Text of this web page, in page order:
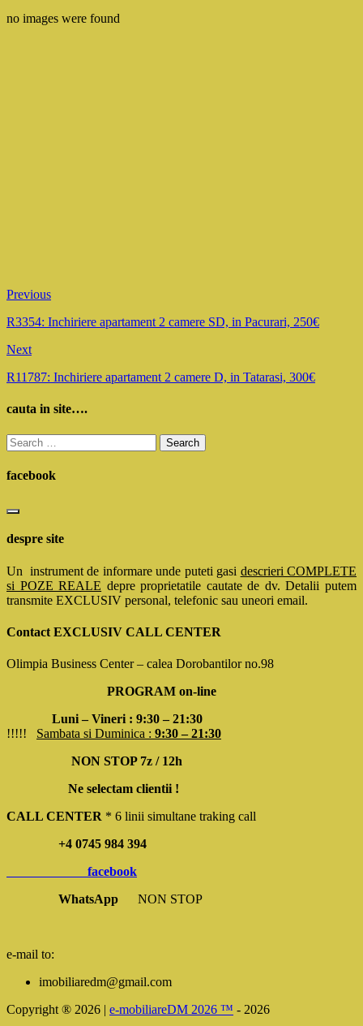
no images were found
Previous
R3354: Inchiriere apartament 2 camere SD, in Pacurari, 250€
Next
R11787: Inchiriere apartament 2 camere D, in Tatarasi, 300€
cauta in site….
Search
for:
facebook
despre site
Un instrument de informare unde puteti gasi descrieri COMPLETE
si POZE REALE depre proprietatile cautate de dv. Detalii putem
transmite EXCLUSIV personal, telefonic sau uneori email.
Contact EXCLUSIV CALL CENTER
Olimpia Business Center – calea Dorobantilor no.98
PROGRAM on-line
Luni – Vineri : 9:30 – 21:30
!!!!! Sambata si Duminica : 9:30 – 21:30
NON STOP 7z / 12h
Ne selectam clientii !
CALL CENTER * 6 linii simultane traking call
+4 0745 984 394
facebook
WhatsApp
NON STOP
e-mail to:
imobiliaredm@gmail.com
Copyright ® 2026 | e-mobiliareDM 2026 ™ - 2026